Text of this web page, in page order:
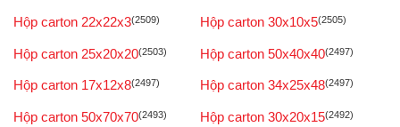
Hộp carton 22x22x3(2509) Hộp carton 30x10x5(2505)
Hộp carton 25x20x20(2503) Hộp carton 50x40x40(2497)
Hộp carton 17x12x8(2497) Hộp carton 34x25x48(2497)
Hộp carton 50x70x70(2493) Hộp carton 30x20x15(2492)